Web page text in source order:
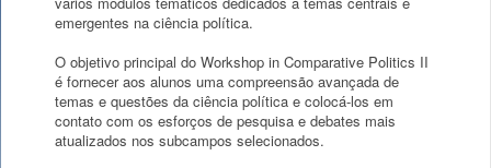
emergentes na ciência política.
O objetivo principal do Workshop in Comparative Politics II
é fornecer aos alunos uma compreensão avançada de
temas e questões da ciência política e colocá-los em
contato com os esforços de pesquisa e debates mais
atualizados nos subcampos selecionados.